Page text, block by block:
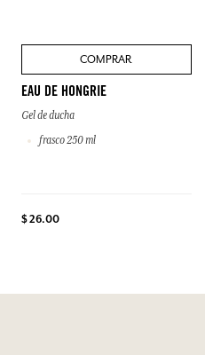
COMPRAR
EAU DE HONGRIE
Gel de ducha
frasco 250 ml
$ 26.00